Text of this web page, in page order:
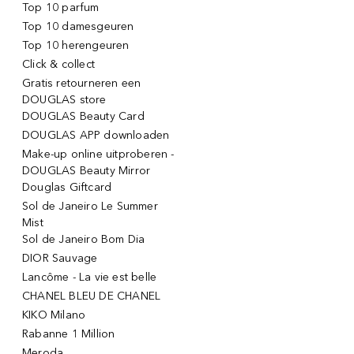
Top 10 parfum
Top 10 damesgeuren
Top 10 herengeuren
Click & collect
Gratis retourneren een
DOUGLAS store
DOUGLAS Beauty Card
DOUGLAS APP downloaden
Make-up online uitproberen -
DOUGLAS Beauty Mirror
Douglas Giftcard
Sol de Janeiro Le Summer
Mist
Sol de Janeiro Bom Dia
DIOR Sauvage
Lancôme - La vie est belle
CHANEL BLEU DE CHANEL
KIKO Milano
Rabanne 1 Million